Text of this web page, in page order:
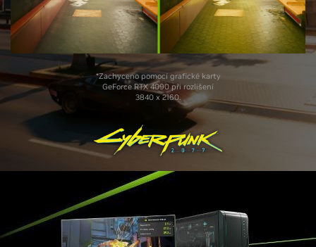
*Zachyceno pomocí grafické karty
GeForce RTX 4090 při rozlišení
3840 x 2160.